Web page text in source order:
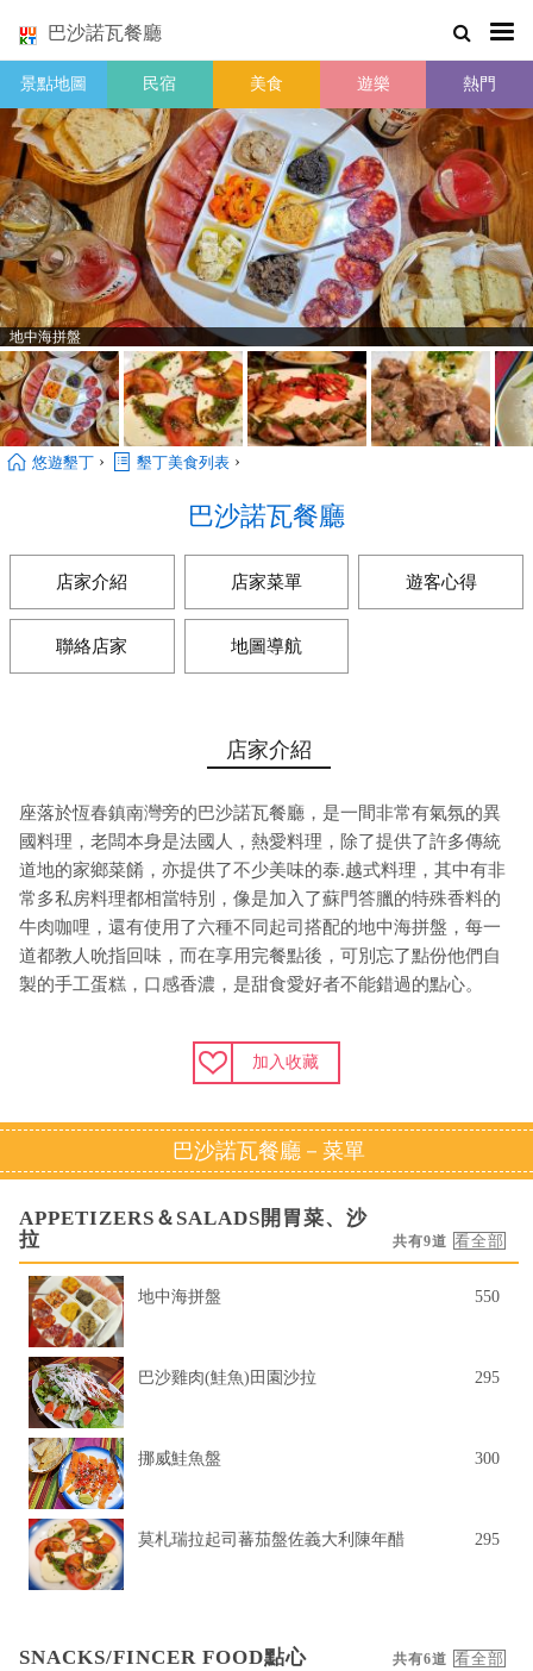
巴沙諾瓦餐廳
景點地圖 民宿 美食 遊樂 熱門
地中海拼盤
悠遊墾丁 › 墾丁美食列表 ›
巴沙諾瓦餐廳
店家介紹 店家菜單 遊客心得
聯絡店家 地圖導航
店家介紹
座落於恆春鎮南灣旁的巴沙諾瓦餐廳，是一間非常有氣氛的異
國料理，老闆本身是法國人，熱愛料理，除了提供了許多傳統
道地的家鄉菜餚，亦提供了不少美味的泰.越式料理，其中有非
常多私房料理都相當特別，像是加入了蘇門答臘的特殊香料的
牛肉咖哩，還有使用了六種不同起司搭配的地中海拼盤，每一
道都教人吮指回味，而在享用完餐點後，可別忘了點份他們自
製的手工蛋糕，口感香濃，是甜食愛好者不能錯過的點心。
加入收藏
巴沙諾瓦餐廳－菜單
APPETIZERS＆SALADS開胃菜、沙
拉
共有9道
地中海拼盤 550
巴沙雞肉(鮭魚)田園沙拉 295
挪威鮭魚盤 300
莫札瑞拉起司蕃茄盤佐義大利陳年醋 295
SNACKS/FINCER FOOD點心 共有6道